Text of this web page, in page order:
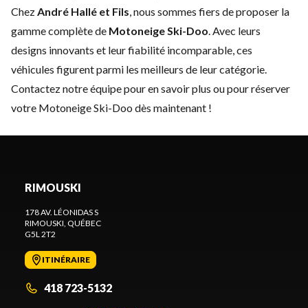
ChezAndré Hallé et Fils, nous sommes fiers de proposer la
gamme complète de Motoneige Ski-Doo. Avec leurs
designs innovants et leur fiabilité incomparable, ces
véhicules figurent parmi les meilleurs de leur catégorie.
Contactez notre équipepour en savoir plus ou pour réserver
votre Motoneige Ski-Doo dès maintenant !
RIMOUSKI
178 AV. LÉONIDAS S
RIMOUSKI, QUÉBEC
G5L 2T2
ITINÉRAIRE
418 723-5132